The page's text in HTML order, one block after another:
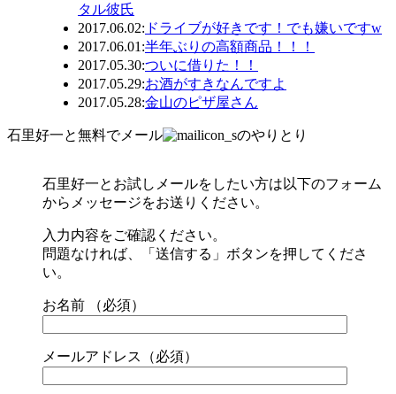
タル彼氏
2017.06.02: ドライブが好きです！でも嫌いですw
2017.06.01 :半年ぶりの高額商品！！！
2017.05.30:ついに借りた！！
2017.05.29:お酒がすきなんですよ
2017.05.28:金山のピザ屋さん
石里好一と無料でメール のやりとり
石里好一とお試しメールをしたい方は以下のフォーム
からメッセージをお送りください。
入力内容をご確認ください。
問題なければ、「送信する」ボタンを押してくださ
い。
お名前 （必須）
メールアドレス（必須）